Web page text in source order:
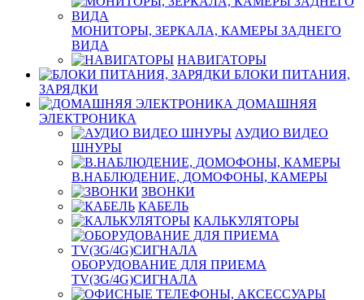
МОНИТОРЫ, ЗЕРКАЛА, КАМЕРЫ ЗАДНЕГО
ВИДА
НАВИГАТОРЫ
БЛОКИ ПИТАНИЯ,
ЗАРЯДКИ
ДОМАШНЯЯ
ЭЛЕКТРОНИКА
АУДИО ВИДЕО
ШНУРЫ
В.НАБЛЮДЕНИЕ, ДОМОФОНЫ, КАМЕРЫ
ЗВОНКИ
КАБЕЛЬ
КАЛЬКУЛЯТОРЫ
ОБОРУДОВАНИЕ ДЛЯ ПРИЕМА
TV(3G/4G)СИГНАЛА